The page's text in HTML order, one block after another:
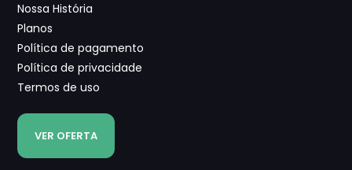
Nossa História
Planos
Política de pagamento
Política de privacidade
Termos de uso
VER OFERTA